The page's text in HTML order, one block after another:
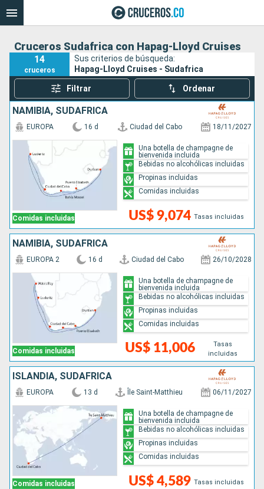
Cruceros Sudafrica con Hapag-Lloyd Cruises
14
cruceros
Sus criterios de búsqueda:
Hapag-Lloyd Cruises - Sudafrica
Filtrar Ordenar
NAMIBIA, SUDAFRICA
Comidas incluidas
EUROPA 16 d Ciudad del Cabo 18/11/2027
US$ 9,074 Tasas incluidas
Una botella de champagne de
bienvenida incluida
Bebidas no alcohólicas incluidas
Propinas incluidas
Comidas incluidas
NAMIBIA, SUDAFRICA
Comidas incluidas
EUROPA 2 16 d Ciudad del Cabo 26/10/2028
US$ 11,006
Tasas
incluidas
Una botella de champagne de
bienvenida incluida
Bebidas no alcohólicas incluidas
Propinas incluidas
Comidas incluidas
ISLANDIA, SUDAFRICA
Comidas incluidas
EUROPA 13 d Île Saint-Matthieu 06/11/2027
US$ 4,589 Tasas incluidas
Una botella de champagne de
bienvenida incluida
Bebidas no alcohólicas incluidas
Propinas incluidas
Comidas incluidas